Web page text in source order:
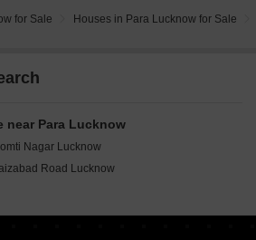
for Sale Houses in Para Lucknow for Sale
near Para Lucknow
Nagar Lucknow
Road Lucknow
Nagar Lucknow